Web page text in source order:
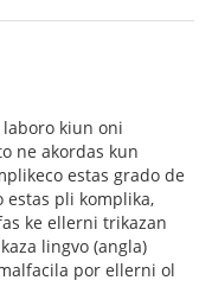
kiun oni
ne akordas kun
estas grado de
estas pli komplika,
ke ellerni trikazan
lingvo (angla)
por ellerni ol